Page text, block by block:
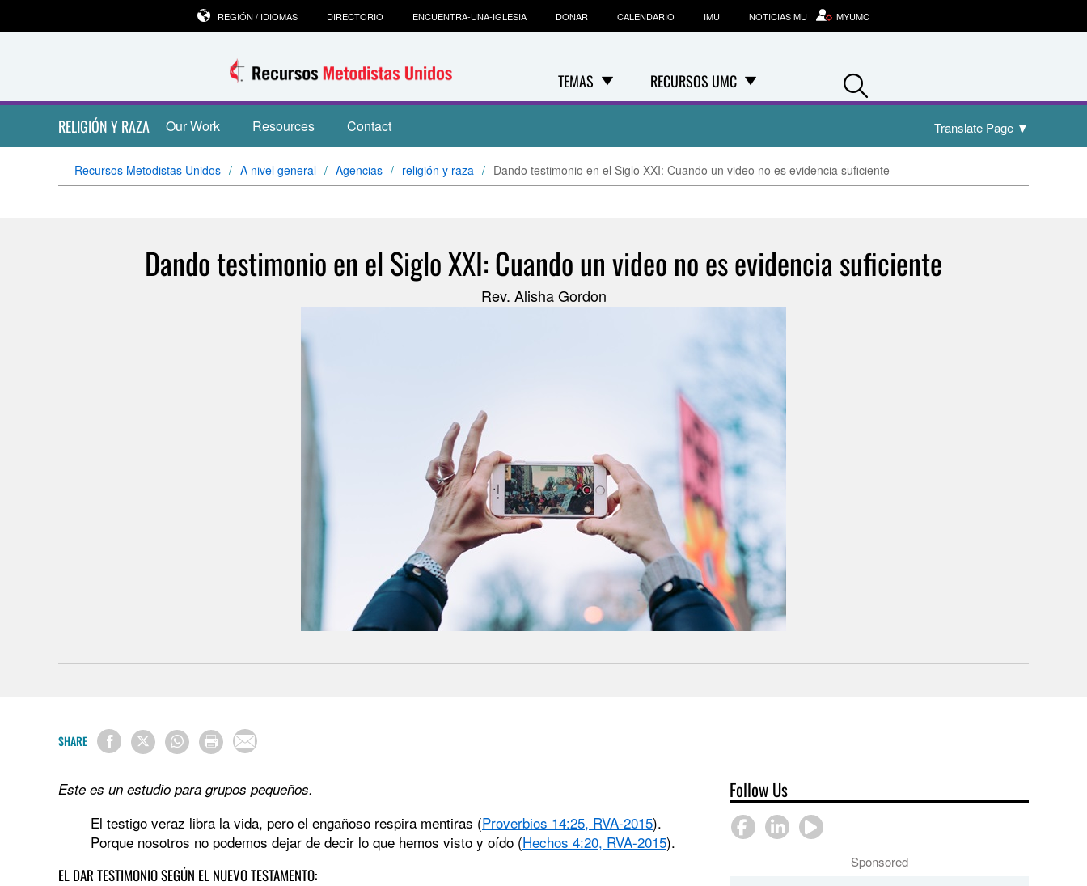
TEMAS RECURSOS UMC
REGIÓN / IDIOMAS DIRECTORIO ENCUENTRA-UNA-IGLESIA DONAR CALENDARIO IMU NOTICIAS MU MYUMC
Search
RELIGIÓN Y RAZA Our Work Resources Contact Translate Page ▼
Recursos Metodistas Unidos A nivel general Agencias religión y raza Dando testimonio en el Siglo XXI: Cuando un video no es evidencia suficiente
Dando testimonio en el Siglo XXI: Cuando un video no es evidencia suficiente
Rev. Alisha Gordon
SHARE
Este es un estudio para grupos pequeños.
El testigo veraz libra la vida, pero el engañoso respira mentiras (Proverbios 14:25, RVA-2015).
Porque nosotros no podemos dejar de decir lo que hemos visto y oído (Hechos 4:20, RVA-2015).
EL DAR TESTIMONIO SEGÚN EL NUEVO TESTAMENTO:
Follow Us
Sponsored